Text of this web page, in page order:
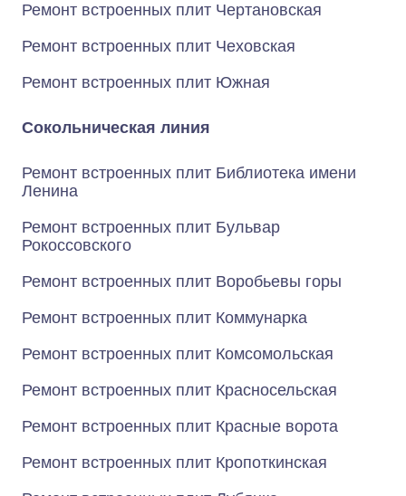
Ремонт встроенных плит Чертановская
Ремонт встроенных плит Чеховская
Ремонт встроенных плит Южная
Сокольническая линия
Ремонт встроенных плит Библиотека имени
Ленина
Ремонт встроенных плит Бульвар
Рокоссовского
Ремонт встроенных плит Воробьевы горы
Ремонт встроенных плит Коммунарка
Ремонт встроенных плит Комсомольская
Ремонт встроенных плит Красносельская
Ремонт встроенных плит Красные ворота
Ремонт встроенных плит Кропоткинская